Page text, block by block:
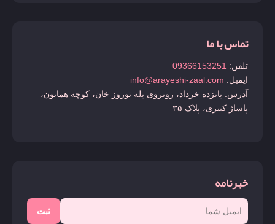
تماس با ما
تلفن: 09366153251
ایمیل: info@arayeshi-zaal.com
آدرس: پانزده خرداد، روبروی پله نوروز خان، کوچه همایون،
پاساژ کبیری، پلاک ۳۵
خبرنامه
ثبت